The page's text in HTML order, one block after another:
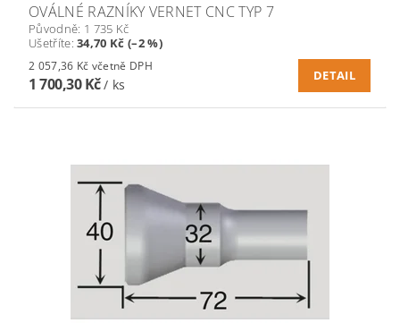
OVÁLNÉ RAZNÍKY VERNET CNC TYP 7
Původně: 1 735 Kč
Ušetříte:34,70 Kč (–2 %)
2 057,36 Kč včetně DPH
1 700,30 Kč/ ks
DETAIL